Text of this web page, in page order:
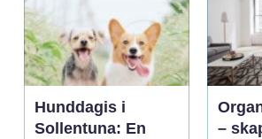
Hunddagis i
Sollentuna: En
–